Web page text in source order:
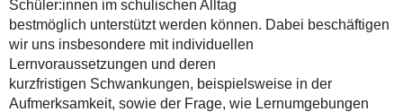
Schüler:innen im schulischen Alltag
bestmöglich unterstützt werden können. Dabei beschäftigen
wir uns insbesondere mit individuellen
Lernvoraussetzungen und deren
kurzfristigen Schwankungen, beispielsweise in der
Aufmerksamkeit, sowie der Frage, wie Lernumgebungen